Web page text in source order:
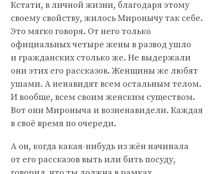
Кстати, в личной жизни, благодаря этому
своему свойству, жилось Миронычу так себе.
Это мягко говоря. От него только
официальных четыре жены в развод ушло
и гражданских столько же. Не выдержали
они этих его рассказов. Женщины же любят
ушами. А ненавидят всем остальным телом.
И вообще, всем своим женским существом.
Вот они Мироныча и возненавидели. Каждая
в своё время по очереди.
А он, когда какая-нибудь из жён начинала
от его рассказов выть или бить посуду,